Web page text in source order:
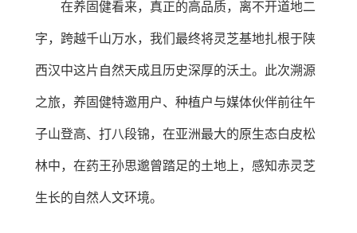
在养固健看来，真正的高品质，离不开道地二
字，跨越千山万水，我们最终将灵芝基地扎根于陕
西汉中这片自然天成且历史深厚的沃土。此次溯源
之旅，养固健特邀用户、种植户与媒体伙伴前往午
子山登高、打八段锦，在亚洲最大的原生态白皮松
林中，在药王孙思邈曾踏足的土地上，感知赤灵芝
生长的自然人文环境。